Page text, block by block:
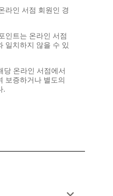
라인 서점 회원인 경
인트는 온라인 서점
일치하지 않을 수 있
당 온라인 서점에서
보증하거나 별도의
.